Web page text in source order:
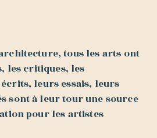
tous les arts ont
les critiques, les
leurs essais, leurs
sont à leur tour une source
pour les artistes